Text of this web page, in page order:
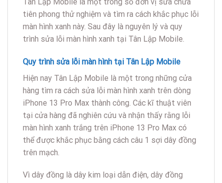
tiên phong thử nghiệm và tìm ra cách khắc phục lỗi
màn hình xanh này. Sau đây là nguyên lý và quy
trình sửa lỗi màn hình xanh tại Tân Lập Mobile.
Quy trình sửa lỗi màn hình tại Tân Lập Mobile
Hiện nay Tân Lập Mobile là một trong những cửa
hàng tìm ra cách sửa lỗi màn hình xanh trên dòng
iPhone 13 Pro Max thành công. Các kĩ thuật viên
tại cửa hàng đã nghiên cứu và nhận thấy rằng lỗi
màn hình xanh trắng trên iPhone 13 Pro Max có
thể được khắc phục bằng cách câu 1 sợi dây đồng
trên mạch.
Vì dây đồng là dây kim loại dẫn điện, dây đồng